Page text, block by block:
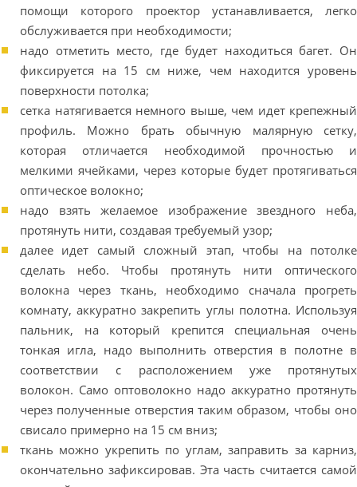
помощи которого проектор устанавливается, легко
обслуживается при необходимости;
надо отметить место, где будет находиться багет. Он
фиксируется на 15 см ниже, чем находится уровень
поверхности потолка;
сетка натягивается немного выше, чем идет крепежный
профиль. Можно брать обычную малярную сетку,
которая отличается необходимой прочностью и
мелкими ячейками, через которые будет протягиваться
оптическое волокно;
надо взять желаемое изображение звездного неба,
протянуть нити, создавая требуемый узор;
далее идет самый сложный этап, чтобы на потолке
сделать небо. Чтобы протянуть нити оптического
волокна через ткань, необходимо сначала прогреть
комнату, аккуратно закрепить углы полотна. Используя
пальник, на который крепится специальная очень
тонкая игла, надо выполнить отверстия в полотне в
соответствии с расположением уже протянутых
волокон. Само оптоволокно надо аккуратно протянуть
через полученные отверстия таким образом, чтобы оно
свисало примерно на 15 см вниз;
ткань можно укрепить по углам, заправить за карниз,
окончательно зафиксировав. Эта часть считается самой